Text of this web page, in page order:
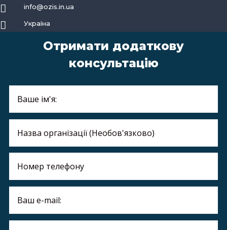
 info@ozis.in.ua
 Україна
Отримати додаткову
консультацію